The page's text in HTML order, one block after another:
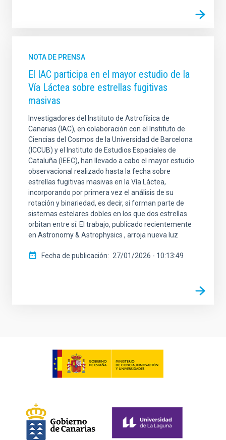
NOTA DE PRENSA
El IAC participa en el mayor estudio de la
Vía Láctea sobre estrellas fugitivas
masivas
Investigadores del Instituto de Astrofísica de
Canarias (IAC), en colaboración con el Instituto de
Ciencias del Cosmos de la Universidad de Barcelona
(ICCUB) y el Instituto de Estudios Espaciales de
Cataluña (IEEC), han llevado a cabo el mayor estudio
observacional realizado hasta la fecha sobre
estrellas fugitivas masivas en la Vía Láctea,
incorporando por primera vez el análisis de su
rotación y binariedad, es decir, si forman parte de
sistemas estelares dobles en los que dos estrellas
orbitan entre sí. El trabajo, publicado recientemente
en Astronomy & Astrophysics , arroja nueva luz
Fecha de publicación 27/01/2026 - 10:13:49